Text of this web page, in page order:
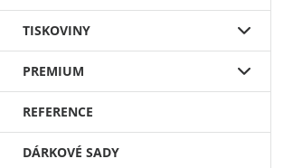
TISKOVINY
PREMIUM
REFERENCE
DÁRKOVÉ SADY